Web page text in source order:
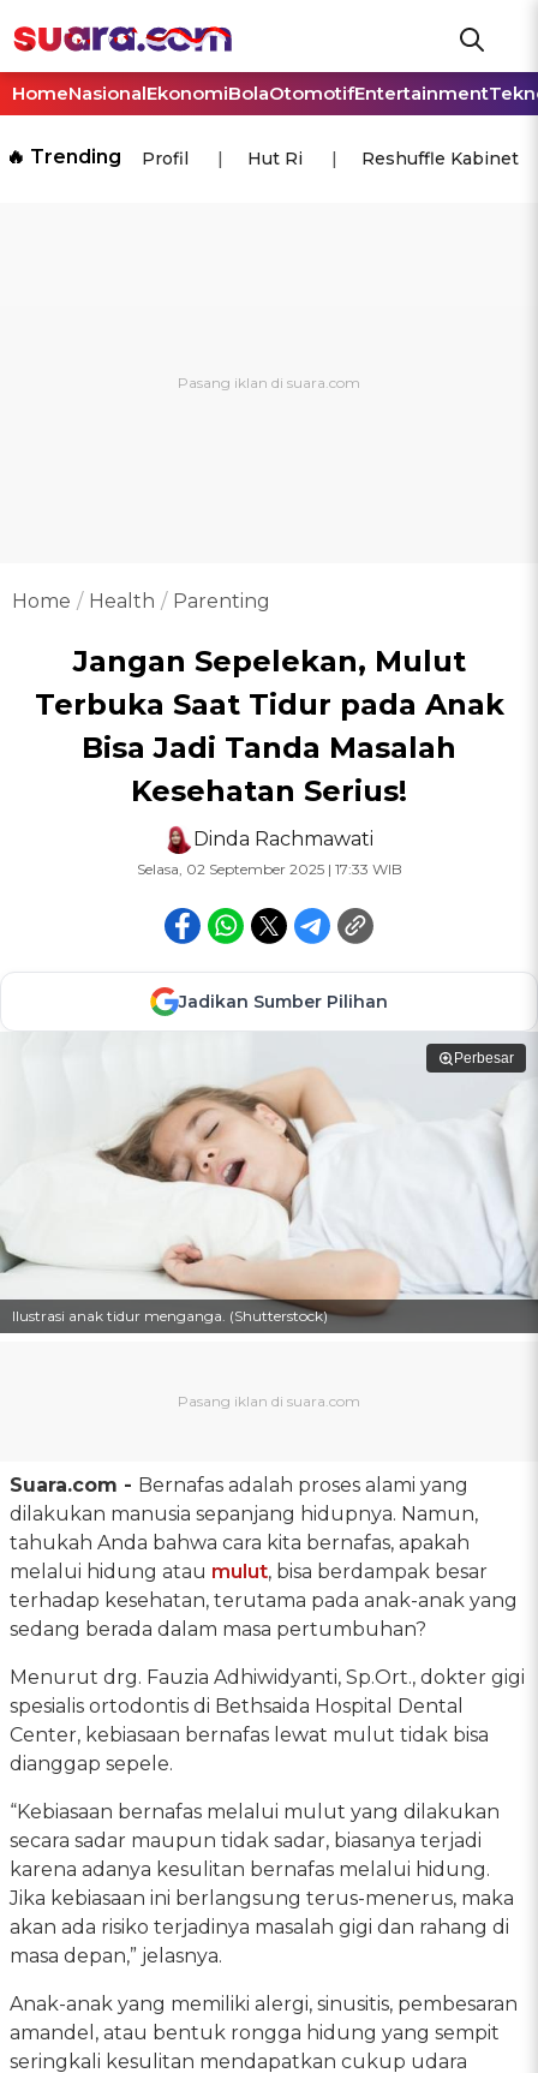
HomeNasionalEkonomiBolaOtomotifEntertainment
🔥 Trending Profil Hut Ri Reshuffle Kabinet
Home Health Parenting
Jangan Sepelekan, Mulut
Terbuka Saat Tidur pada Anak
Bisa Jadi Tanda Masalah
Kesehatan Serius!
Dinda Rachmawati
Selasa, 02 September 2025 | 17:33 WIB
Jadikan Sumber Pilihan
Perbesar
Ilustrasi anak tidur menganga. (Shutterstock)
Suara.com - Bernafas adalah proses alami yang
dilakukan manusia sepanjang hidupnya. Namun,
tahukah Anda bahwa cara kita bernafas, apakah
melalui hidung atau mulut, bisa berdampak besar
terhadap kesehatan, terutama pada anak-anak yang
sedang berada dalam masa pertumbuhan?
Menurut drg. Fauzia Adhiwidyanti, Sp.Ort., dokter gigi
spesialis ortodontis di Bethsaida Hospital Dental
Center, kebiasaan bernafas lewat mulut tidak bisa
dianggap sepele.
“Kebiasaan bernafas melalui mulut yang dilakukan
secara sadar maupun tidak sadar, biasanya terjadi
karena adanya kesulitan bernafas melalui hidung.
Jika kebiasaan ini berlangsung terus-menerus, maka
akan ada risiko terjadinya masalah gigi dan rahang di
masa depan,” jelasnya.
Anak-anak yang memiliki alergi, sinusitis, pembesaran
amandel, atau bentuk rongga hidung yang sempit
seringkali kesulitan mendapatkan cukup udara